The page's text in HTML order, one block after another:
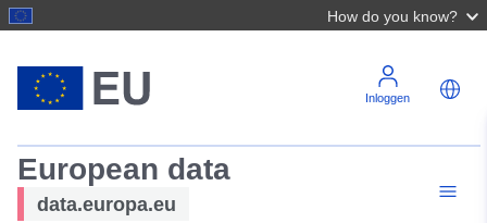
How do you know?
Inloggen
European data
data.europa.eu